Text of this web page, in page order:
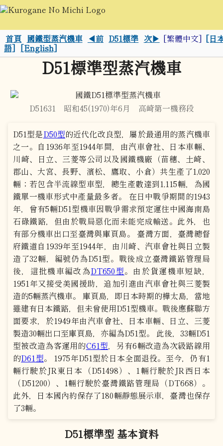
首頁 國鐵型蒸汽機車 ◀前 D51標準 次▶ [繁體中文] [日
語] [English]
D51標準型蒸汽機車
D51631 昭和45(1970)年6月 高崎第一機務段
D51型是D50型的近代化改良型，屬於最通用的蒸汽機車
之一。自1936年至1944年間，由汽車會社、日本車輛、
川崎、日立、三菱等公司以及國鐵機廠（苗穗、土崎、
郡山、大宮、長野、濱松、鷹取、小倉）共生產了1,020
輛；若包含半流線型車型，總生產數達到1,115輛，為國
鐵單一機車形式中產量最多者。 在日中戰爭期間的1943
年，曾有5輛D51型機車因戰爭需求預定運往中國海南島
石碌鐵路，但由於戰局惡化而未能完成輸送。此外，也
有部分機車出口至臺灣與庫頁島。 臺灣方面，臺灣總督
府鐵道自1939年至1944年，由川崎、汽車會社與日立製
造了32輛，編號仍為D51型。戰後成立臺灣鐵路管理局
後，這批機車編改為DT650型。由於貨運機車短缺，
1951年又接受美國援助，追加引進由汽車會社與三菱製
造的5輛蒸汽機車。 庫頁島，即日本時期的樺太島，當地
雖建有日本鐵路，但未曾使用D51型機車。戰後應蘇聯方
面要求，於1949年由汽車會社、日本車輛、日立、三菱
製造30輛出口至庫頁島，亦編為D51型。 此後，33輛D51
型被改造為客運用的C61型，另有6輛改造為次級路線用
的D61型。 1975年D51型於日本全面退役。至今，仍有1
輛行駛於JR東日本（D51498）、1輛行駛於JR西日本
（D51200）、1輛行駛於臺灣鐵路管理局（DT668）。
此外，日本國內約保存了180輛靜態展示車，臺灣也保存
了3輛。
D51標準型 基本資料